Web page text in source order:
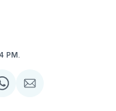
PM.
Sharepodijeli